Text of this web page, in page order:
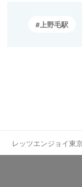
上野毛駅
レッツエンジョイ東